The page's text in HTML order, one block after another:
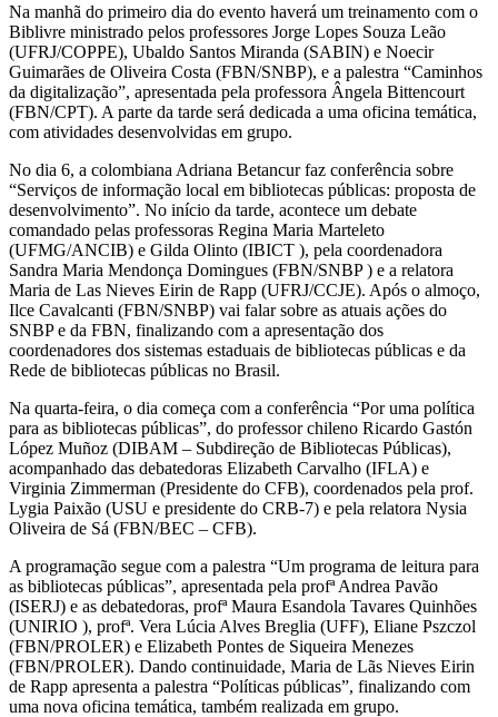
Na manhã do primeiro dia do evento haverá um treinamento com o
Biblivre ministrado pelos professores Jorge Lopes Souza Leão
(UFRJ/COPPE), Ubaldo Santos Miranda (SABIN) e Noecir
Guimarães de Oliveira Costa (FBN/SNBP), e a palestra “Caminhos
da digitalização”, apresentada pela professora Ângela Bittencourt
(FBN/CPT). A parte da tarde será dedicada a uma oficina temática,
com atividades desenvolvidas em grupo.
No dia 6, a colombiana Adriana Betancur faz conferência sobre
“Serviços de informação local em bibliotecas públicas: proposta de
desenvolvimento”. No início da tarde, acontece um debate
comandado pelas professoras Regina Maria Marteleto
(UFMG/ANCIB) e Gilda Olinto (IBICT ), pela coordenadora
Sandra Maria Mendonça Domingues (FBN/SNBP ) e a relatora
Maria de Las Nieves Eirin de Rapp (UFRJ/CCJE). Após o almoço,
Ilce Cavalcanti (FBN/SNBP) vai falar sobre as atuais ações do
SNBP e da FBN, finalizando com a apresentação dos
coordenadores dos sistemas estaduais de bibliotecas públicas e da
Rede de bibliotecas públicas no Brasil.
Na quarta-feira, o dia começa com a conferência “Por uma política
para as bibliotecas públicas”, do professor chileno Ricardo Gastón
López Muñoz (DIBAM – Subdireção de Bibliotecas Públicas),
acompanhado das debatedoras Elizabeth Carvalho (IFLA) e
Virginia Zimmerman (Presidente do CFB), coordenados pela prof.
Lygia Paixão (USU e presidente do CRB-7) e pela relatora Nysia
Oliveira de Sá (FBN/BEC – CFB).
A programação segue com a palestra “Um programa de leitura para
as bibliotecas públicas”, apresentada pela profª Andrea Pavão
(ISERJ) e as debatedoras, profª Maura Esandola Tavares Quinhões
(UNIRIO ), profª. Vera Lúcia Alves Breglia (UFF), Eliane Pszczol
(FBN/PROLER) e Elizabeth Pontes de Siqueira Menezes
(FBN/PROLER). Dando continuidade, Maria de Lãs Nieves Eirin
de Rapp apresenta a palestra “Políticas públicas”, finalizando com
uma nova oficina temática, também realizada em grupo.